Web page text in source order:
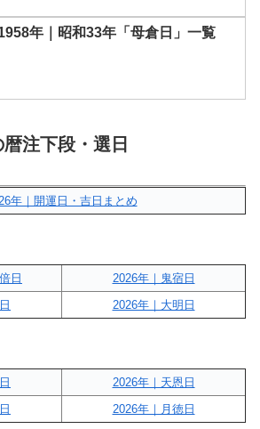
年｜昭和33年「母倉日」一覧
注下段・選日
年｜開運日・吉日まとめ
日
2026年｜鬼宿日
2026年｜大明日
2026年｜天恩日
2026年｜月徳日